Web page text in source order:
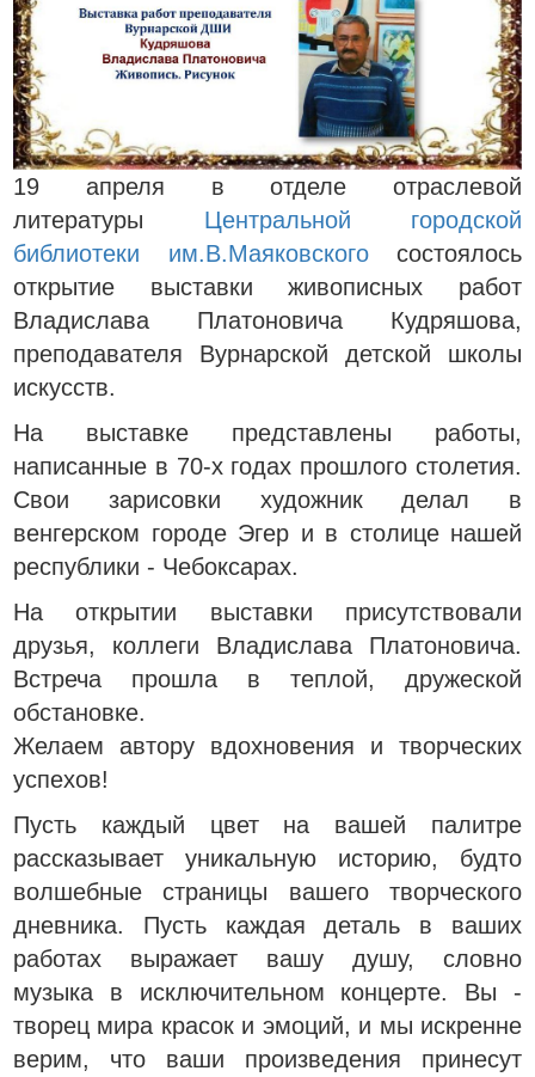
19 апреля в отделе отраслевой
литературы Центральной городской
библиотеки им.В.Маяковскогосостоялось
открытие выставки живописных работ
Владислава Платоновича Кудряшова,
преподавателя Вурнарской детской школы
искусств.
На выставке представлены работы,
написанные в 70-х годах прошлого столетия.
Свои зарисовки художник делал в
венгерском городе Эгер и в столице нашей
республики - Чебоксарах.
На открытии выставки присутствовали
друзья, коллеги Владислава Платоновича.
Встреча прошла в теплой, дружеской
обстановке.
Желаем автору вдохновения и творческих
успехов!
Пусть каждый цвет на вашей палитре
рассказывает уникальную историю, будто
волшебные страницы вашего творческого
дневника. Пусть каждая деталь в ваших
работах выражает вашу душу, словно
музыка в исключительном концерте. Вы -
творец мира красок и эмоций, и мы искренне
верим, что ваши произведения принесут